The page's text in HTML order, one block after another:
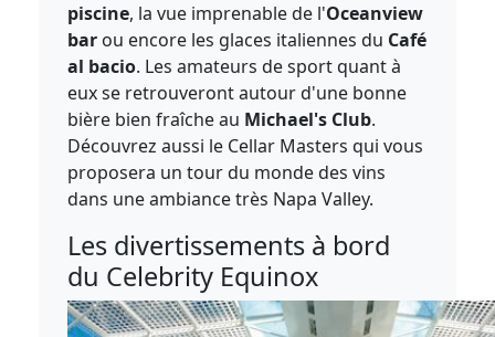
piscine, la vue imprenable de l'Oceanview
bar ou encore les glaces italiennes du Café
al bacio. Les amateurs de sport quant à
eux se retrouveront autour d'une bonne
bière bien fraîche au Michael's Club.
Découvrez aussi le Cellar Masters qui vous
proposera un tour du monde des vins
dans une ambiance très Napa Valley.
Les divertissements à bord
du Celebrity Equinox